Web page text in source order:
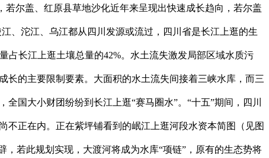
若尔盖、红原县草地沙化近年来呈现出快速成长趋向，若尔盖
、沱江、乌江都从四川发源或流过，四川省是长江上逛的生
占长江上逛土壤总量的42%。水土流失激发局部区域水质污
长的主要限制要素。大面积的水土流失间接着三峡水库，而三
国大小财团纷纷到长江上逛“赛马圈水”。“十五”期间，四川
正在内。正在紫坪铺看到的岷江上逛河段水资本简图（见图
若此规划实现，大渡河将成为水库“项链”，原有的生态势将